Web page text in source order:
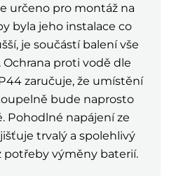
určeno pro montáž na
byla jeho instalace co
je součástí balení vše
proti vodě dle
zaručuje, že umístění
bude naprosto
Pohodlné napájení ze
trvalý a spolehlivý
potřeby výměny baterií.